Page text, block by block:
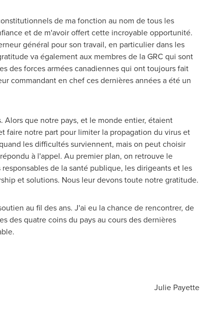
de ma fonction au nom de tous les
et de m'avoir offert cette incroyable opportunité.
général pour son travail, en particulier dans les
va également aux membres de la GRC qui sont
des forces armées canadiennes qui ont toujours fait
commandant en chef ces dernières années a été un
que notre pays, et le monde entier, étaient
faire notre part pour limiter la propagation du virus et
les difficultés surviennent, mais on peut choisir
à l'appel. Au premier plan, on retrouve le
de la santé publique, les dirigeants et les
et solutions. Nous leur devons toute notre gratitude.
au fil des ans. J'ai eu la chance de rencontrer, de
des quatre coins du pays au cours des dernières
Julie Payette